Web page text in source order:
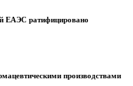
ЕАЭС ратифицировано
производствами